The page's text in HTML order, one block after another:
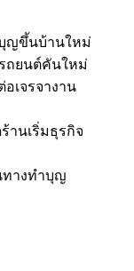
บุญขึ้นบ้านใหม่
ถยนต์คันใหม่
เจรจางาน
านเริ่มธุรกิจ
ทางทำบุญ